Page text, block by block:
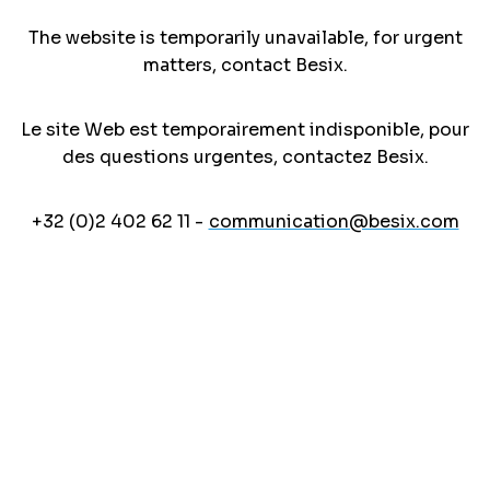
The website is temporarily unavailable, for urgent
matters, contact Besix.
Le site Web est temporairement indisponible, pour
des questions urgentes, contactez Besix.
+32 (0)2 402 62 11 - communication@besix.com